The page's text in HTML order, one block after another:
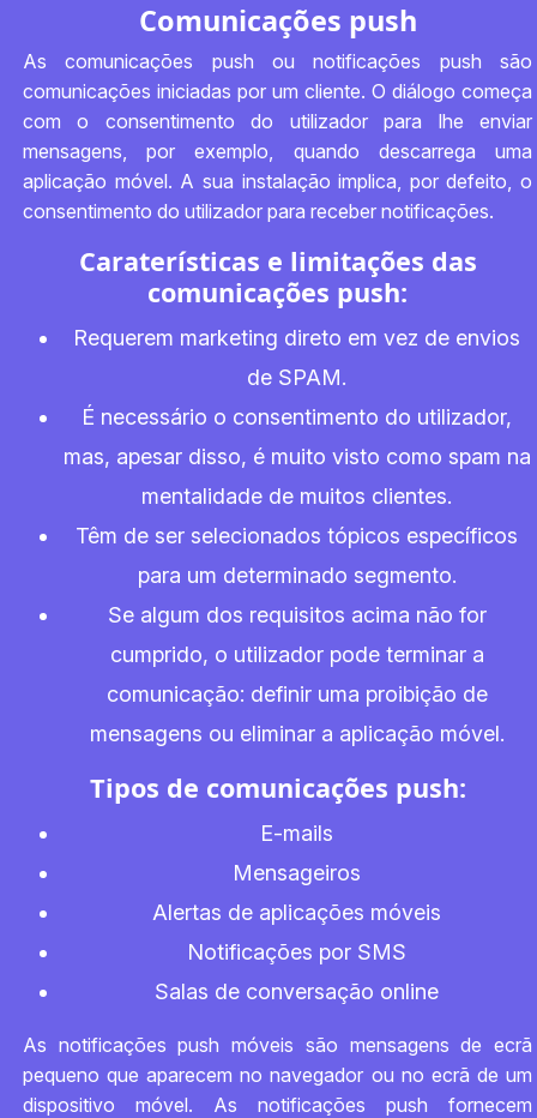
Comunicações push
As comunicações push ou notificações push são
comunicações iniciadas por um cliente. O diálogo começa
com o consentimento do utilizador para lhe enviar
mensagens, por exemplo, quando descarrega uma
aplicação móvel. A sua instalação implica, por defeito, o
consentimento do utilizador para receber notificações.
Caraterísticas e limitações das
comunicações push:
Requerem marketing direto em vez de envios
de SPAM.
É necessário o consentimento do utilizador,
mas, apesar disso, é muito visto como spam na
mentalidade de muitos clientes.
Têm de ser selecionados tópicos específicos
para um determinado segmento.
Se algum dos requisitos acima não for
cumprido, o utilizador pode terminar a
comunicação: definir uma proibição de
mensagens ou eliminar a aplicação móvel.
Tipos de comunicações push:
E-mails
Mensageiros
Alertas de aplicações móveis
Notificações por SMS
Salas de conversação online
As notificações push móveis são mensagens de ecrã
pequeno que aparecem no navegador ou no ecrã de um
dispositivo móvel. As notificações push fornecem